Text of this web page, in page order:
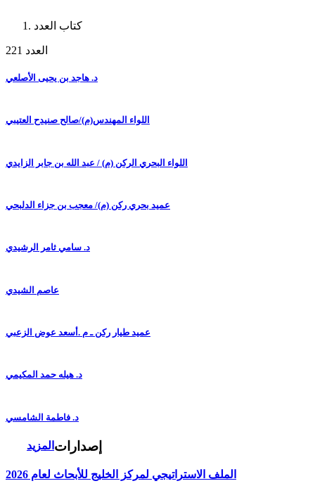
كتاب العدد
العدد 221
د. هاجد بن يحيى الأصلعي
اللواء المهندس(م)/صالح صنيدح العتيبي
اللواء البحري الركن (م) / عبد الله بن جابر الزايدي
عميد بحري ركن (م)/ معجب بن جزاء الدلبحي
د. سامي ثامر الرشيدي
عاصم الشيدي
عميد طيار ركن ـ م .أسعد عوض الزعبي
د. هيله حمد المكيمي
د. فاطمة الشامسي
المزيد إصدارات
الملف الاستراتيجي لمركز الخليج للأبحاث لعام 2026